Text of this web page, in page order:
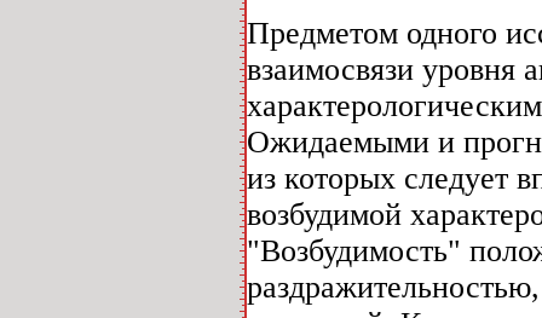
Предметом одного
взаимосвязи уровня
Ожидаемыми и
из которых следует
возбудимой
"Возбудимость"